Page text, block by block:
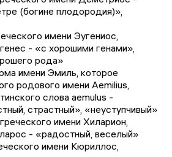
(богине плодородия)»,
имени Эугениос,
- «с хорошими генами»,
рода»
имени Эмиль, которое
родового имени Aemilius,
слова aemulus -
страстный», «неуступчивый»
имени Хиларион,
- «радостный, веселый»
имени Кюриллос,